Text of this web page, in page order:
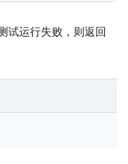
试运行失败，则返回